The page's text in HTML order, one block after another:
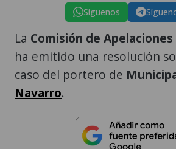
Síguenos
La Comisión de Apelaciones
ha emitido una resolución
caso del portero de
Navarro.